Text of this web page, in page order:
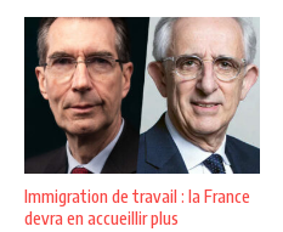
Immigration de travail : la France
devra en accueillir plus